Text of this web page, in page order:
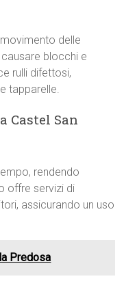
delle
blocchi e
rulli difettosi,
tapparelle.
Castel San
rendendo
offre servizi di
assicurando un uso
Predosa